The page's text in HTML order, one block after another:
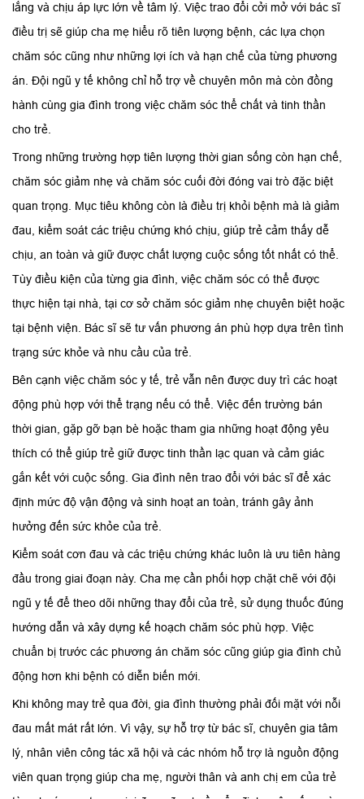
lắng và chịu áp lực lớn về tâm lý. Việc trao đổi cởi mở với bác sĩ
điều trị sẽ giúp cha mẹ hiểu rõ tiên lượng bệnh, các lựa chọn
chăm sóc cũng như những lợi ích và hạn chế của từng phương
án. Đội ngũ y tế không chỉ hỗ trợ về chuyên môn mà còn đồng
hành cùng gia đình trong việc chăm sóc thể chất và tinh thần
cho trẻ.
Trong những trường hợp tiên lượng thời gian sống còn hạn chế,
chăm sóc giảm nhẹ và chăm sóc cuối đời đóng vai trò đặc biệt
quan trọng. Mục tiêu không còn là điều trị khỏi bệnh mà là giảm
đau, kiểm soát các triệu chứng khó chịu, giúp trẻ cảm thấy dễ
chịu, an toàn và giữ được chất lượng cuộc sống tốt nhất có thể.
Tùy điều kiện của từng gia đình, việc chăm sóc có thể được
thực hiện tại nhà, tại cơ sở chăm sóc giảm nhẹ chuyên biệt hoặc
tại bệnh viện. Bác sĩ sẽ tư vấn phương án phù hợp dựa trên tình
trạng sức khỏe và nhu cầu của trẻ.
Bên cạnh việc chăm sóc y tế, trẻ vẫn nên được duy trì các hoạt
động phù hợp với thể trạng nếu có thể. Việc đến trường bán
thời gian, gặp gỡ bạn bè hoặc tham gia những hoạt động yêu
thích có thể giúp trẻ giữ được tinh thần lạc quan và cảm giác
gắn kết với cuộc sống. Gia đình nên trao đổi với bác sĩ để xác
định mức độ vận động và sinh hoạt an toàn, tránh gây ảnh
hưởng đến sức khỏe của trẻ.
Kiểm soát cơn đau và các triệu chứng khác luôn là ưu tiên hàng
đầu trong giai đoạn này. Cha mẹ cần phối hợp chặt chẽ với đội
ngũ y tế để theo dõi những thay đổi của trẻ, sử dụng thuốc đúng
hướng dẫn và xây dựng kế hoạch chăm sóc phù hợp. Việc
chuẩn bị trước các phương án chăm sóc cũng giúp gia đình chủ
động hơn khi bệnh có diễn biến mới.
Khi không may trẻ qua đời, gia đình thường phải đối mặt với nỗi
đau mất mát rất lớn. Vì vậy, sự hỗ trợ từ bác sĩ, chuyên gia tâm
lý, nhân viên công tác xã hội và các nhóm hỗ trợ là nguồn động
viên quan trọng giúp cha mẹ, người thân và anh chị em của trẻ